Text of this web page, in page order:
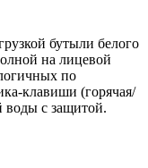
бутыли белого
на лицевой
по
клавиши (горячая/
воды с защитой.